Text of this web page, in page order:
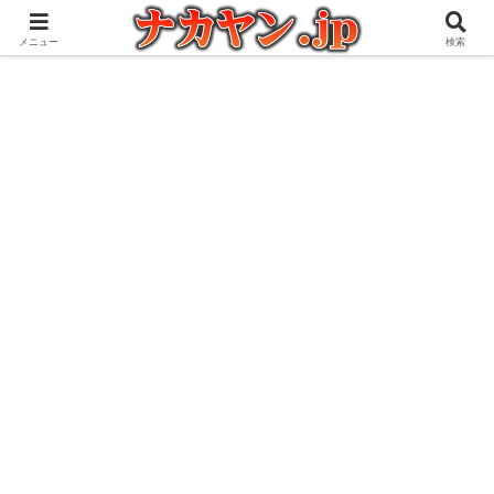
アウトドアとガジェット好きな管理人の愉快な日々を綴るブログ
メニュー 検索